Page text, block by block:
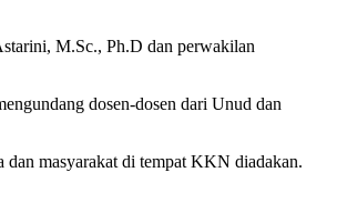
M.Sc., Ph.D dan perwakilan
dosen-dosen dari Unud dan
masyarakat di tempat KKN diadakan.